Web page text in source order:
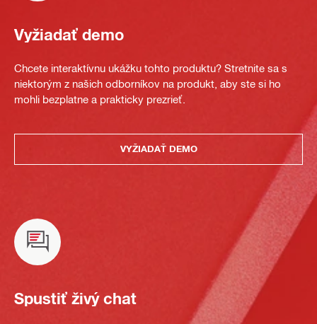
Vyžiadať demo
Chcete interaktívnu ukážku tohto produktu? Stretnite sa s
niektorým z našich odborníkov na produkt, aby ste si ho
mohli bezplatne a prakticky prezrieť.
VYŽIADAŤ DEMO
Spustiť živý chat